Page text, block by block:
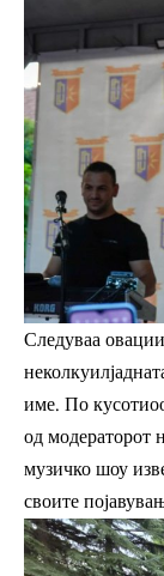
Следуваа
име. По
од модераторот
музичко шоу
своите